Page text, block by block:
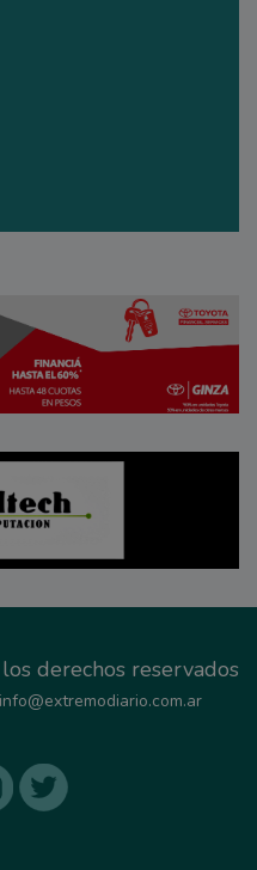
derechos reservados
info@extremodiario.com.ar